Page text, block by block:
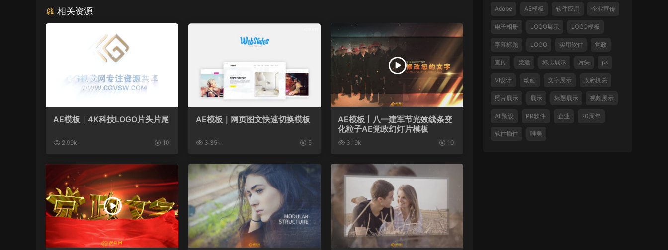
相关资源
AE模板｜4K科技LOGO片头片尾
2.99k 10
AE模板｜网页图文快速切换模板
3.35k 5
AE模板丨八一建军节光效线条变
化粒子AE党政幻灯片模板
3.19k 10
Adobe AE模板 软件应用 企业宣传
电子相册 LOGO展示 LOGO模板
字幕标题 LOGO 实用软件 党政
宣传 党建 标志展示 片头 ps
VI设计 动画 文字展示 政府机关
照片展示 展示 标题展示 视频展示
AE预设 PR软件 企业 70周年
软件插件 唯美